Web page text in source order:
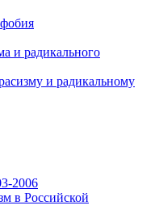
и радикального
и радикальному
2006
в Российской